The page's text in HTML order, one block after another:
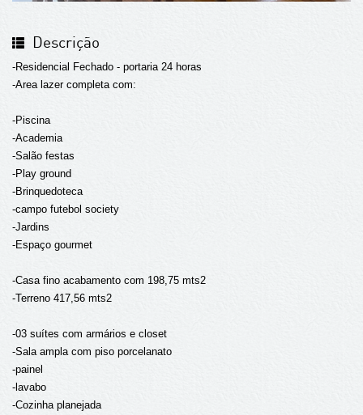
Descrição
-Residencial Fechado - portaria 24 horas
-Area lazer completa com:
-Piscina
-Academia
-Salão festas
-Play ground
-Brinquedoteca
-campo futebol society
-Jardins
-Espaço gourmet
-Casa fino acabamento com 198,75 mts2
-Terreno 417,56 mts2
-03 suítes com armários e closet
-Sala ampla com piso porcelanato
-painel
-lavabo
-Cozinha planejada